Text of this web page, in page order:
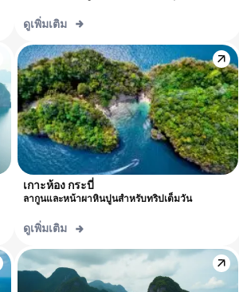
ดูเพิ่มเติม
เกาะห้อง กระบี่
ลากูนและหน้าผาหินปูนสำหรับทริปเต็มวัน
ดูเพิ่มเติม